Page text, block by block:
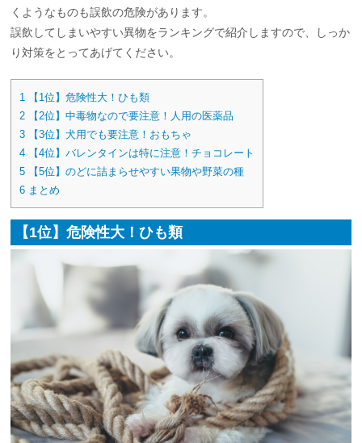
くようなものも誤飲の危険があります。
誤飲してしまいやすい異物をランキングで紹介しますので、しっか
り対策をとってあげてください。
1 【1位】危険性大！ひも類
2 【2位】中毒物なので要注意！人用の医薬品
3 【3位】犬用でも要注意！おもちゃ
4 【4位】バレンタインは特に注意！チョコレート
5 【5位】のどに詰まらせやすい果物や野菜の種
6 まとめ
【1位】危険性大！ひも類